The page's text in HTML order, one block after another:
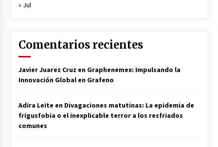
« Jul
Comentarios recientes
Javier Juarez Cruz en Graphenemex: Impulsando la
Innovación Global en Grafeno
Adira Leite en Divagaciones matutinas: La epidemia de
frigusfobia o el inexplicable terror a los resfriados
comunes